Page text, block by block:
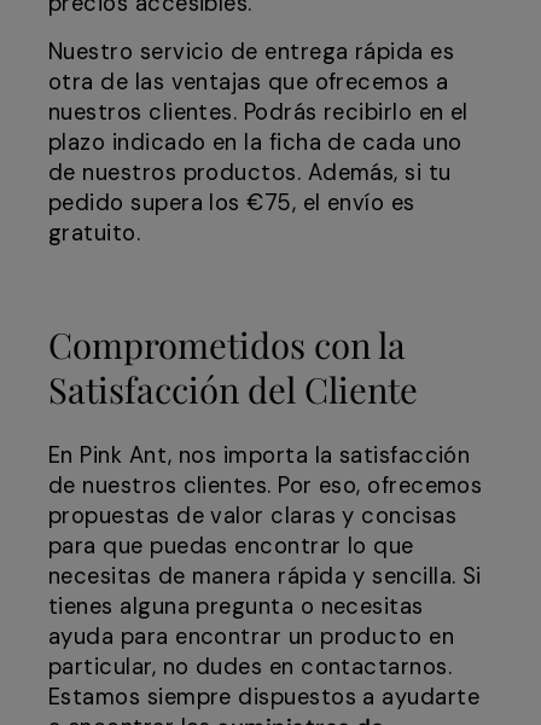
Nuestro servicio de entrega rápida es
otra de las ventajas que ofrecemos a
nuestros clientes. Podrás recibirlo en el
plazo indicado en la ficha de cada uno
de nuestros productos. Además, si tu
pedido supera los €75, el envío es
gratuito.
Comprometidos con la
Satisfacción del Cliente
En Pink Ant, nos importa la satisfacción
de nuestros clientes. Por eso, ofrecemos
propuestas de valor claras y concisas
para que puedas encontrar lo que
necesitas de manera rápida y sencilla. Si
tienes alguna pregunta o necesitas
ayuda para encontrar un producto en
particular, no dudes en contactarnos.
Estamos siempre dispuestos a ayudarte